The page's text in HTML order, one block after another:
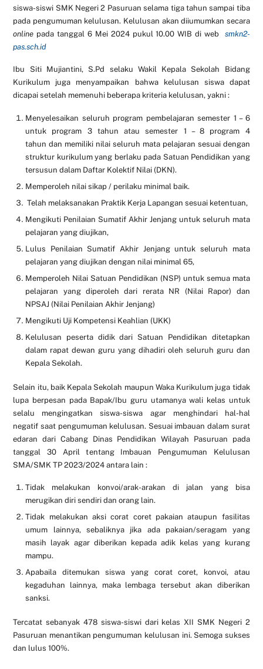
siswa-siswi SMK Negeri 2 Pasuruan selama tiga tahun sampai tiba
pada pengumuman kelulusan. Kelulusan akan diiumumkan secara
online pada tanggal 6 Mei 2024 pukul 10.00 WIB di web smkn2-
pas.sch.id
Ibu Siti Mujiantini, S.Pd selaku Wakil Kepala Sekolah Bidang
Kurikulum juga menyampaikan bahwa kelulusan siswa dapat
dicapai setelah memenuhi beberapa kriteria kelulusan, yakni :
Menyelesaikan seluruh program pembelajaran semester 1 – 6
untuk program 3 tahun atau semester 1 – 8 program 4
tahun dan memiliki nilai seluruh mata pelajaran sesuai dengan
struktur kurikulum yang berlaku pada Satuan Pendidikan yang
tersusun dalam Daftar Kolektif Nilai (DKN).
Memperoleh nilai sikap / perilaku minimal baik.
Telah melaksanakan Praktik Kerja Lapangan sesuai ketentuan,
Mengikuti Penilaian Sumatif Akhir Jenjang untuk seluruh mata
pelajaran yang diujikan,
Lulus Penilaian Sumatif Akhir Jenjang untuk seluruh mata
pelajaran yang diujikan dengan nilai minimal 65,
Memperoleh Nilai Satuan Pendidikan (NSP) untuk semua mata
pelajaran yang diperoleh dari rerata NR (Nilai Rapor) dan
NPSAJ (Nilai Penilaian Akhir Jenjang)
Mengikuti Uji Kompetensi Keahlian (UKK)
Kelulusan peserta didik dari Satuan Pendidikan ditetapkan
dalam rapat dewan guru yang dihadiri oleh seluruh guru dan
Kepala Sekolah.
Selain itu, baik Kepala Sekolah maupun Waka Kurikulum juga tidak
lupa berpesan pada Bapak/Ibu guru utamanya wali kelas untuk
selalu mengingatkan siswa-siswa agar menghindari hal-hal
negatif saat pengumuman kelulusan. Sesuai imbauan dalam surat
edaran dari Cabang Dinas Pendidikan Wilayah Pasuruan pada
tanggal 30 April tentang Imbauan Pengumuman Kelulusan
SMA/SMK TP 2023/2024 antara lain :
Tidak melakukan konvoi/arak-arakan di jalan yang bisa
merugikan diri sendiri dan orang lain.
Tidak melakukan aksi corat coret pakaian ataupun fasilitas
umum lainnya, sebaliknya jika ada pakaian/seragam yang
masih layak agar diberikan kepada adik kelas yang kurang
mampu.
Apabaila ditemukan siswa yang corat coret, konvoi, atau
kegaduhan lainnya, maka lembaga tersebut akan diberikan
sanksi.
Tercatat sebanyak 478 siswa-siswi dari kelas XII SMK Negeri 2
Pasuruan menantikan pengumuman kelulusan ini. Semoga sukses
dan lulus 100%.